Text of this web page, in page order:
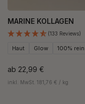
MARINE KOLLAGEN
(133 Reviews)
Haut Glow 100% rein
ab 22,99 €
inkl. MwSt. 181,76 € / kg